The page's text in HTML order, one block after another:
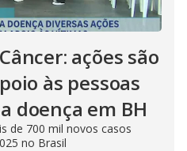
ações são
às pessoas
doença em BH
de 700 mil novos casos
no Brasil